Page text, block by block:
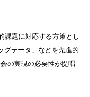
課題に対応する方策とし
グデータ」などを先進的
の実現の必要性が提唱